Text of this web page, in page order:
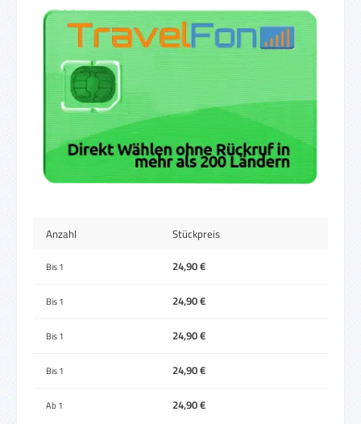
Bildergalerie überspringen
Anzahl Stückpreis
Bis1 24,90 €
Bis1 24,90 €
Bis1 24,90 €
Bis1 24,90 €
Ab1 24,90 €